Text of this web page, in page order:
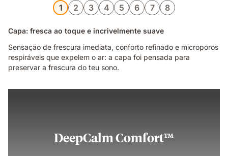
1 2 3 4 5 6 7 8
Capa: fresca ao toque e incrivelmente suave
Sensação de frescura imediata, conforto refinado e microporos
respiráveis que expelem o ar: a capa foi pensada para
preservar a frescura do teu sono.
DeepCalm Comfort™